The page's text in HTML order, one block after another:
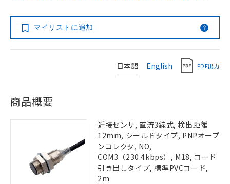
マイリストに追加
日本語 English PDF出力
商品概要
近接センサ, 直流3線式, 検出距離
12mm, シールドタイプ, PNPオープ
ンコレクタ, NO,
COM3（230.4kbps）, M18, コード
引き出しタイプ, 標準PVCコード,
2m